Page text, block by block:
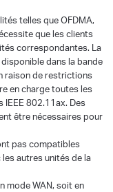
telles que OFDMA,
que les clients
correspondantes. La
dans la bande
raison de restrictions
en charge toutes les
802.11ax. Des
être nécessaires pour
pas compatibles
autres unités de la
mode WAN, soit en